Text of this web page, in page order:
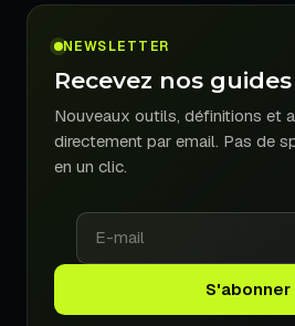
NEWSLETTER
Recevez nos
Nouveaux outils, définitions et
directement par email. Pas de
en un clic.